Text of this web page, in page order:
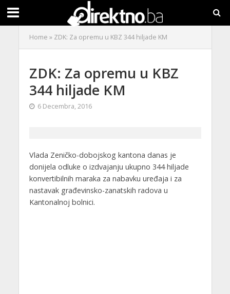
Home » ZDK: Za opremu u KBZ 344 hiljade KM
ZDK: Za opremu u KBZ
344 hiljade KM
6 Decembra, 2016
Vlada Zeničko-dobojskog kantona danas je
donijela odluke o izdvajanju ukupno 344 hiljade
konvertibilnih maraka za nabavku uređaja i za
nastavak građevinsko-zanatskih radova u
Kantonalnoj bolnici.